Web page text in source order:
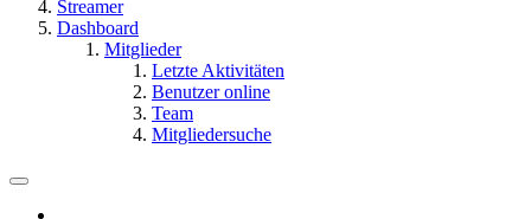
Streamer
Dashboard
Mitglieder
Letzte Aktivitäten
Benutzer online
Team
Mitgliedersuche